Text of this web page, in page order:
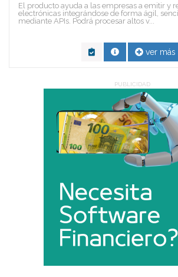
El producto ayuda a las empresas a emitir y
electrónicas integrándose de forma ágil,
mediante APIs. Podrá procesar altos v...
ver más
PUBLICIDAD